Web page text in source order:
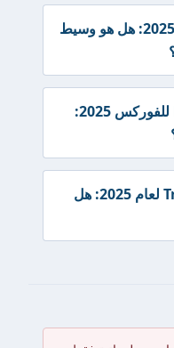
مراجعة Pi Securities لعام 2025: هل هو وسيط
مراجعة شركة إيفست Evest للفوركس 2025:
مراجعة وسيط Trader’s Way لعام 2025: هل